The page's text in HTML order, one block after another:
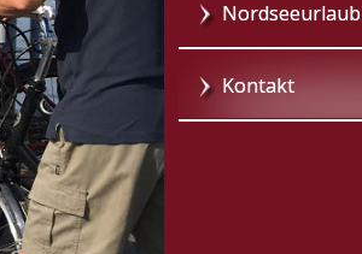
Nordseeurlaub
Kontakt